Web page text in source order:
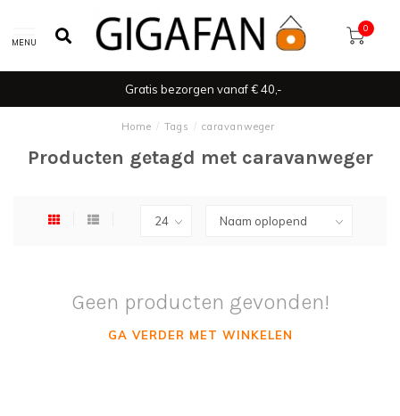
MENU
0
Gratis bezorgen vanaf € 40,-
Home / Tags / caravanweger
Producten getagd met caravanweger
Geen producten gevonden!
GA VERDER MET WINKELEN